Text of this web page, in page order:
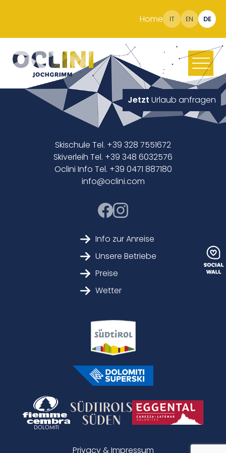
Home IT EN DE
Jetzt Urlaub anfragen
Skischule Tel. +39 328 7551672
Skiverleih Tel. +39 348 6032576
Oclini Info Tel. +39 0471 887180
info@oclini.com
Info zur Anreise
Unsere Betriebe
Preise
Wetter
Privacy & Impressum